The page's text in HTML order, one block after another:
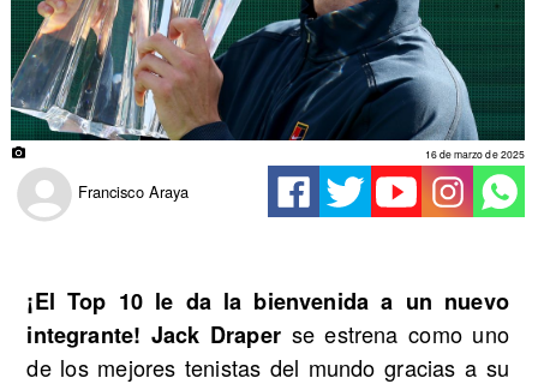
Francisco Araya
16 de marzo de 2025
¡El Top 10 le da la bienvenida a un nuevo
integrante! Jack Draper se estrena como uno
de los mejores tenistas del mundo gracias a su